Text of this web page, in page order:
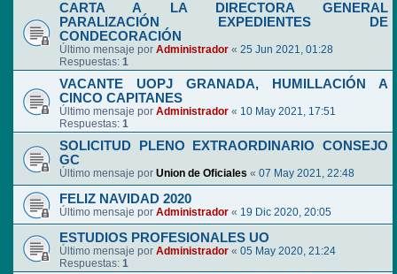
CARTA A LA DIRECTORA GENERAL
PARALIZACIÓN EXPEDIENTES DE
CONDECORACIÓN
Último mensaje por Administrador « 25 Jun 2021, 01:28
Respuestas: 1
VACANTE UOPJ GRANADA, HUMILLACIÓN A
CINCO CAPITANES
Último mensaje por Administrador « 10 May 2021, 17:51
Respuestas: 1
SOLICITUD PLENO EXTRAORDINARIO CONSEJO
GC
Último mensaje por Union de Oficiales « 07 May 2021, 22:48
FELIZ NAVIDAD 2020
Último mensaje por Administrador « 19 Dic 2020, 20:05
ESTUDIOS PROFESIONALES UO
Último mensaje por Administrador « 05 May 2020, 21:24
Respuestas: 1